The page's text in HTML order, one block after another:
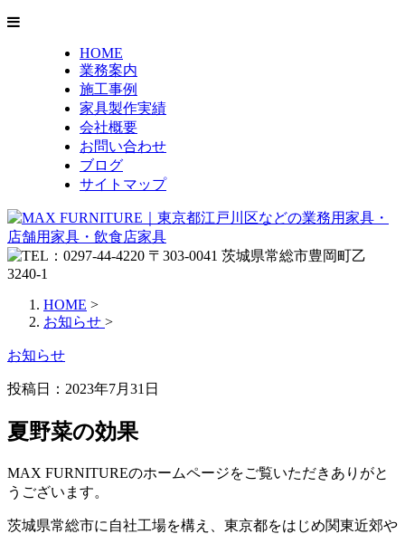
HOME
業務案内
施工事例
家具製作実績
会社概要
お問い合わせ
ブログ
サイトマップ
HOME >
お知らせ >
お知らせ
投稿日： 2023年7月31日
夏野菜の効果
MAX FURNITUREのホームページをご覧いただきありがと
うございます。
茨城県常総市に自社工場を構え、東京都をはじめ関東近郊や